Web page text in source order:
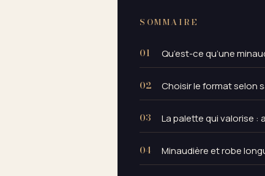
SOMMAIRE
Qu’est-ce qu’une
Choisir le format selon
La palette qui valorise
Minaudière et robe